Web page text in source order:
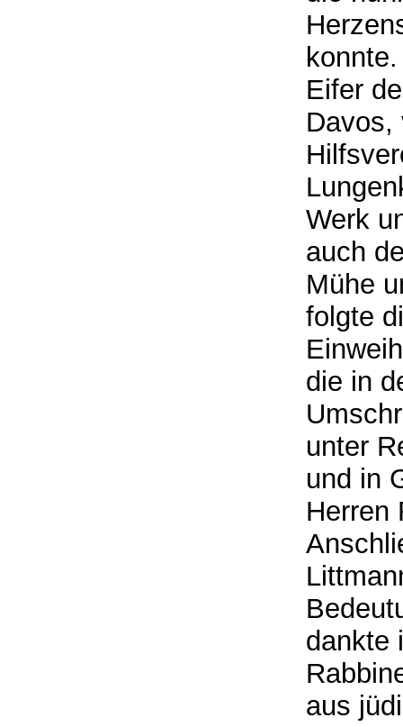
Eifer
Davos,
Werk
auch
Mühe
folgte
die in
unter
und in
Herren
dankte
aus